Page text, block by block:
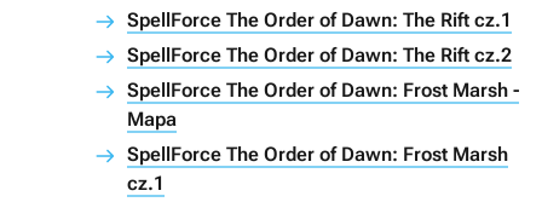
SpellForce The Order of Dawn: The Rift cz.1
SpellForce The Order of Dawn: The Rift cz.2
SpellForce The Order of Dawn: Frost Marsh -
Mapa
SpellForce The Order of Dawn: Frost Marsh
cz.1